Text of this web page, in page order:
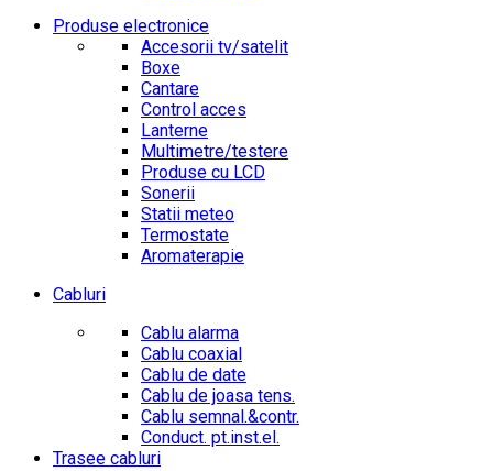
Produse electronice
Accesorii tv/satelit
Boxe
Cantare
Control acces
Lanterne
Multimetre/testere
Produse cu LCD
Sonerii
Statii meteo
Termostate
Aromaterapie
Cabluri
Cablu alarma
Cablu coaxial
Cablu de date
Cablu de joasa tens.
Cablu semnal.&contr.
Conduct. pt.inst.el.
Trasee cabluri